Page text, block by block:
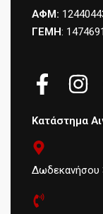
ΑΦΜ:
ΓΕΜΗ:
Κατάστημα
Δωδεκανήσου